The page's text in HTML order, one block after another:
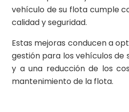
vehículo de su flota cumple
calidad y seguridad.
Estas mejoras conducen a
gestión para los vehículos de
y a una reducción de los
mantenimiento de la flota.